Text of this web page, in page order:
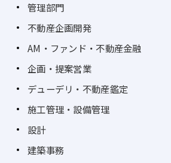
管理部門
不動産企画開発
AM・ファンド・不動産金融
企画・提案営業
デューデリ・不動産鑑定
施工管理・設備管理
設計
建築事務